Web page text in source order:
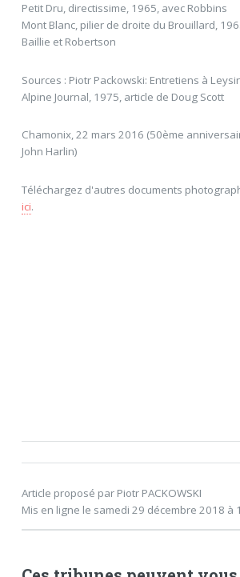
Petit Dru, directissime, 1965, avec Robbins
Mont Blanc, pilier de droite du Brouillard,
Baillie et Robertson
Sources : Piotr Packowski: Entretiens à
Alpine Journal, 1975, article de Doug Scott
Chamonix, 22 mars 2016 (50ème
John Harlin)
Téléchargez d'autres documents
ici.
Article proposé par Piotr PACKOWSKI
Mis en ligne le samedi 29 décembre 2018 à